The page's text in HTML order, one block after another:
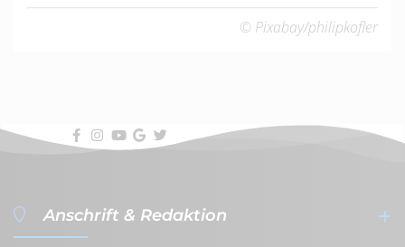
© Pixabay/philipkofler
Anschrift & Redaktion